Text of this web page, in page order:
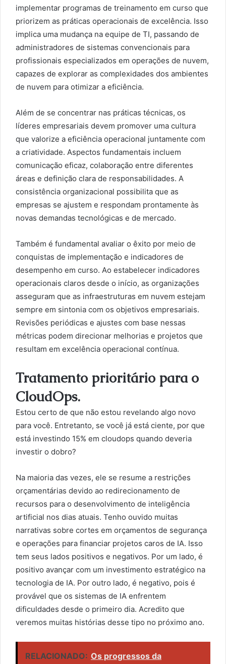
implementar programas de treinamento em curso que
priorizem as práticas operacionais de excelência. Isso
implica uma mudança na equipe de TI, passando de
administradores de sistemas convencionais para
profissionais especializados em operações de nuvem,
capazes de explorar as complexidades dos ambientes
de nuvem para otimizar a eficiência.
Além de se concentrar nas práticas técnicas, os
líderes empresariais devem promover uma cultura
que valorize a eficiência operacional juntamente com
a criatividade. Aspectos fundamentais incluem
comunicação eficaz, colaboração entre diferentes
áreas e definição clara de responsabilidades. A
consistência organizacional possibilita que as
empresas se ajustem e respondam prontamente às
novas demandas tecnológicas e de mercado.
Também é fundamental avaliar o êxito por meio de
conquistas de implementação e indicadores de
desempenho em curso. Ao estabelecer indicadores
operacionais claros desde o início, as organizações
asseguram que as infraestruturas em nuvem estejam
sempre em sintonia com os objetivos empresariais.
Revisões periódicas e ajustes com base nessas
métricas podem direcionar melhorias e projetos que
resultam em excelência operacional contínua.
Tratamento prioritário para o
CloudOps.
Estou certo de que não estou revelando algo novo
para você. Entretanto, se você já está ciente, por que
está investindo 15% em cloudops quando deveria
investir o dobro?
Na maioria das vezes, ele se resume a restrições
orçamentárias devido ao redirecionamento de
recursos para o desenvolvimento de inteligência
artificial nos dias atuais. Tenho ouvido muitas
narrativas sobre cortes em orçamentos de segurança
e operações para financiar projetos caros de IA. Isso
tem seus lados positivos e negativos. Por um lado, é
positivo avançar com um investimento estratégico na
tecnologia de IA. Por outro lado, é negativo, pois é
provável que os sistemas de IA enfrentem
dificuldades desde o primeiro dia. Acredito que
veremos muitas histórias desse tipo no próximo ano.
RELACIONADO: Os progressos da